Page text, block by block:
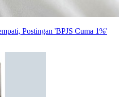
Postingan 'BPJS Cuma 1%'